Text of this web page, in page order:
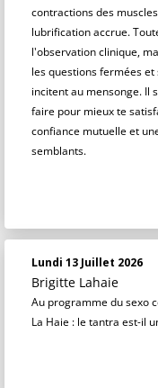
contractions des
lubrification accrue.
l'observation clinique,
les questions fermées et
incitent au mensonge. Il
faire pour mieux te
confiance mutuelle et
semblants.
Lundi 13 Juillet 2026
Brigitte Lahaie
Au programme du sexo
La Haie : le tantra est-il